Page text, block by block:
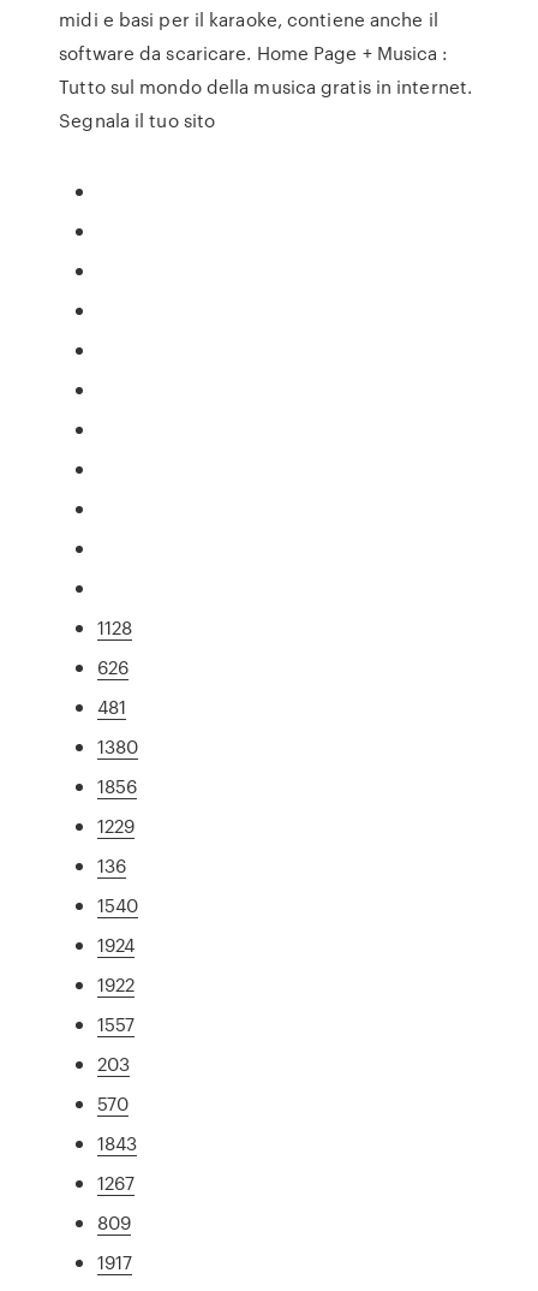
midi e basi per il karaoke, contiene anche il
software da scaricare. Home Page + Musica :
Tutto sul mondo della musica gratis in internet.
Segnala il tuo sito
1128
626
481
1380
1856
1229
136
1540
1924
1922
1557
203
570
1843
1267
809
1917